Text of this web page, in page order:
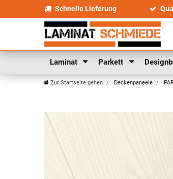
Schnelle Lieferung
Laminat Parkett
Zur Startseite gehen Deckenpaneele